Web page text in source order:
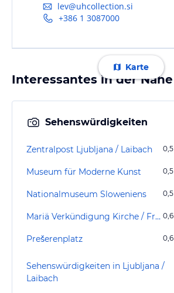
lev@uhcollection.si
+386 1 3087000
Karte
Interessantes in der Nähe
Sehenswürdigkeiten
Zentralpost Ljubljana / Laibach 0,5
Museum für Moderne Kunst 0,5
Nationalmuseum Sloweniens 0,5
Mariä Verkündigung Kirche / Franziskanerkirche 0,6
Prešerenplatz 0,6
Sehenswürdigkeiten in Ljubljana /
Laibach